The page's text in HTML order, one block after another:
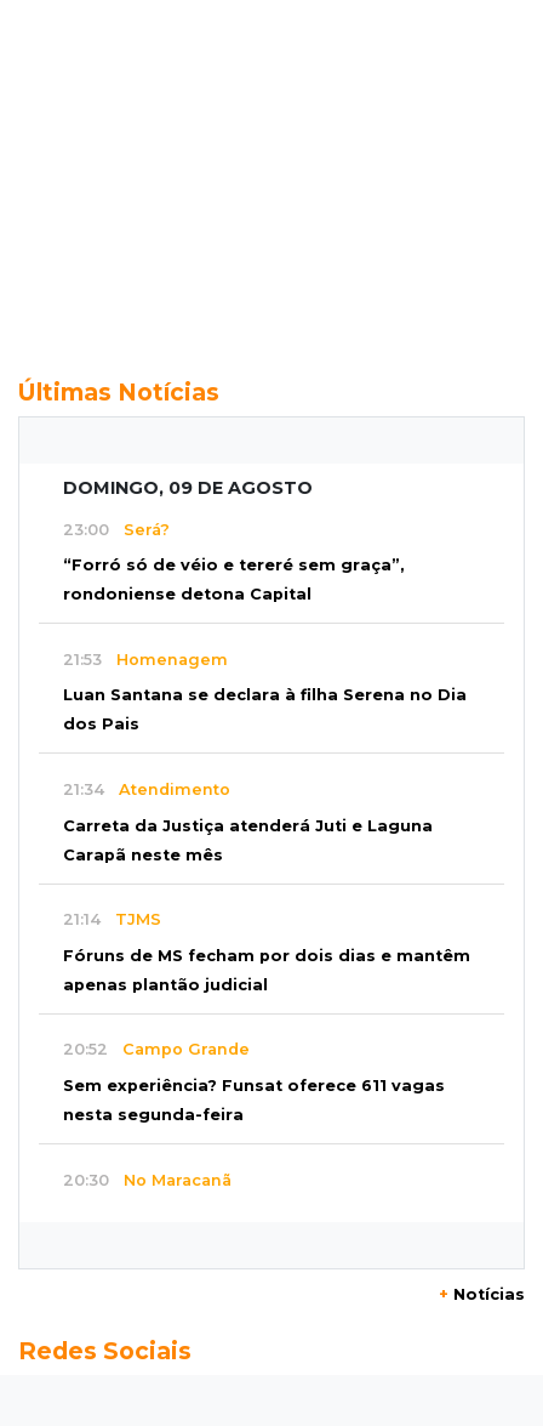
Últimas Notícias
DOMINGO, 09 DE AGOSTO
23:00 Será?
“Forró só de véio e tereré sem graça”,
rondoniense detona Capital
21:53 Homenagem
Luan Santana se declara à filha Serena no Dia
dos Pais
21:34 Atendimento
Carreta da Justiça atenderá Juti e Laguna
Carapã neste mês
21:14 TJMS
Fóruns de MS fecham por dois dias e mantêm
apenas plantão judicial
20:52 Campo Grande
Sem experiência? Funsat oferece 611 vagas
nesta segunda-feira
20:30 No Maracanã
Seleções em MS têm salários de até R$ 8,2 mil;
+ Notícias
Redes Sociais